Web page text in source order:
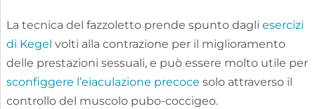
La tecnica del fazzoletto prende spunto dagli esercizi
di Kegel volti alla contrazione per il miglioramento
delle prestazioni sessuali, e può essere molto utile per
sconfiggere l’eiaculazione precoce solo attraverso il
controllo del muscolo pubo-coccigeo.